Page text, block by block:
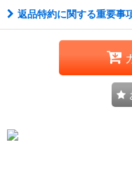
返品特約に関する重要事